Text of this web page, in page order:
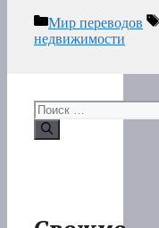
Рубрики
Мир переводов
недвижимости
Поиск: